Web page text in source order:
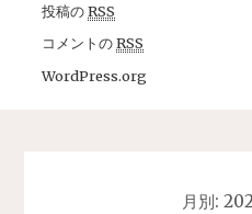
投稿のRSS
コメントのRSS
WordPress.org
月別: